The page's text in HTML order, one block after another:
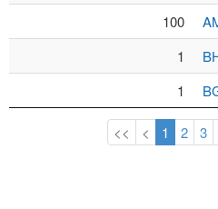
100
1
1
<< < 1 2 3